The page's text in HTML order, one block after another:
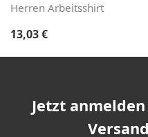
Herren Arbeitsshirt
Regulärer Preis:
13,03 €
Jetzt